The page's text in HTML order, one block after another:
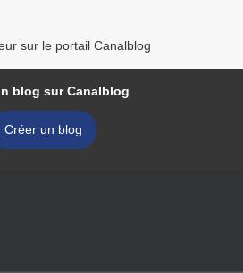
sur le portail Canalblog
blog sur Canalblog
Créer un blog